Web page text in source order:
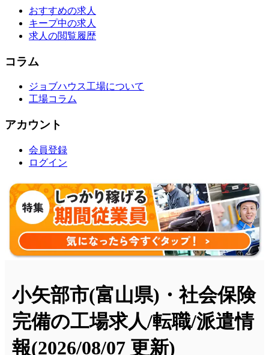
おすすめの求人
キープ中の求人
求人の閲覧履歴
コラム
ジョブハウス工場について
工場コラム
アカウント
会員登録
ログイン
小矢部市(富山県)・社会保険
完備の工場求人/転職/派遣情
報(2026/08/07 更新)